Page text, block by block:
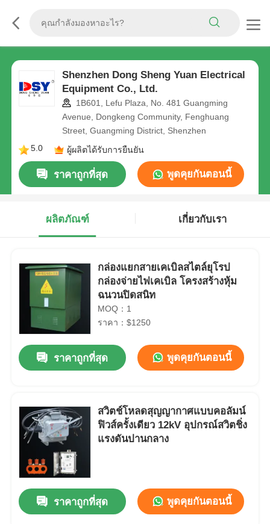
Shenzhen Dong Sheng Yuan Electrical
Equipment Co., Ltd.
1B601, Lefu Plaza, No. 481 Guangming
Avenue, Dongkeng Community, Fenghuang
Street, Guangming District, Shenzhen
5.0
ผู้ผลิตได้รับการยืนยัน
ราคาถูกที่สุด พูดคุยกันตอนนี้
ผลิตภัณฑ์ เกี่ยวกับเรา
กล่องแยกสายเคเบิลสไตล์ยุโรป
กล่องจ่ายไฟเคเบิล โครงสร้างหุ้ม
ฉนวนปิดสนิท
MOQ：1
ราคา：$1250
ราคาถูกที่สุด พูดคุยกันตอนนี้
สวิตช์โหลดสุญญากาศแบบคอลัมน์
ฟิวส์ครั้งเดียว 12kV อุปกรณ์สวิตชิ่ง
แรงดันปานกลาง
ราคาถูกที่สุด พูดคุยกันตอนนี้